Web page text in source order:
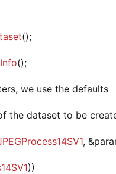
();
();
we use the defaults
the dataset to be
,
))